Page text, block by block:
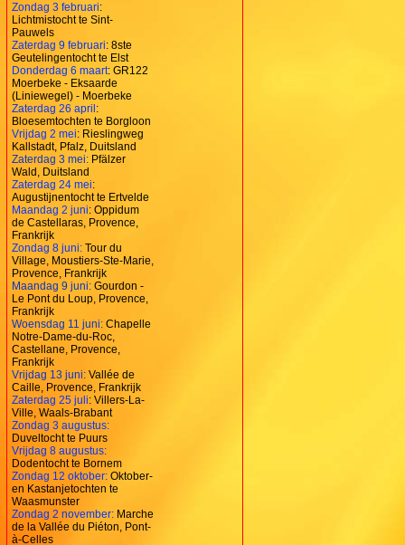
Zondag 3 februari:
Lichtmistocht te Sint-
Pauwels
Zaterdag 9 februari: 8ste
Geutelingentocht te Elst
Donderdag 6 maart: GR122
Moerbeke - Eksaarde
(Liniewegel) - Moerbeke
Zaterdag 26 april:
Bloesemtochten te Borgloon
Vrijdag 2 mei: Rieslingweg
Kallstadt, Pfalz, Duitsland
Zaterdag 3 mei: Pfälzer
Wald, Duitsland
Zaterdag 24 mei:
Augustijnentocht te Ertvelde
Maandag 2 juni: Oppidum
de Castellaras, Provence,
Frankrijk
Zondag 8 juni: Tour du
Village, Moustiers-Ste-Marie,
Provence, Frankrijk
Maandag 9 juni: Gourdon -
Le Pont du Loup, Provence,
Frankrijk
Woensdag 11 juni: Chapelle
Notre-Dame-du-Roc,
Castellane, Provence,
Frankrijk
Vrijdag 13 juni: Vallée de
Caille, Provence, Frankrijk
Zaterdag 25 juli: Villers-La-
Ville, Waals-Brabant
Zondag 3 augustus:
Duveltocht te Puurs
Vrijdag 8 augustus:
Dodentocht te Bornem
Zondag 12 oktober: Oktober-
en Kastanjetochten te
Waasmunster
Zondag 2 november: Marche
de la Vallée du Piéton, Pont-
à-Celles